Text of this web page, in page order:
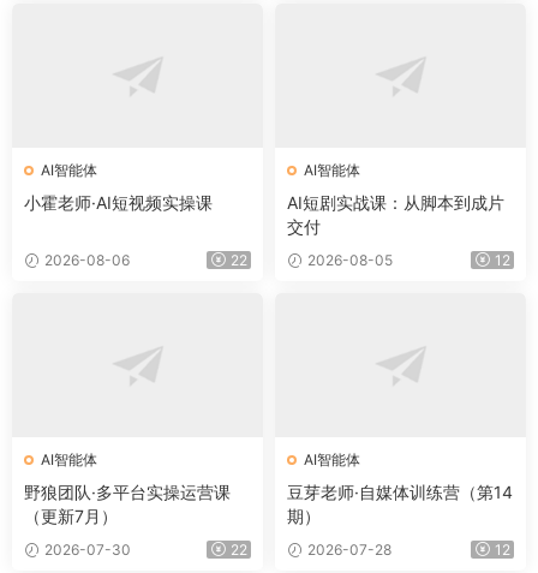
AI智能体
小霍老师·AI短视频实操课
2026-08-06 22
AI智能体
AI短剧实战课：从脚本到成片
交付
2026-08-05 12
AI智能体
野狼团队·多平台实操运营课
（更新7月）
2026-07-30 22
AI智能体
豆芽老师·自媒体训练营（第14
期）
2026-07-28 12